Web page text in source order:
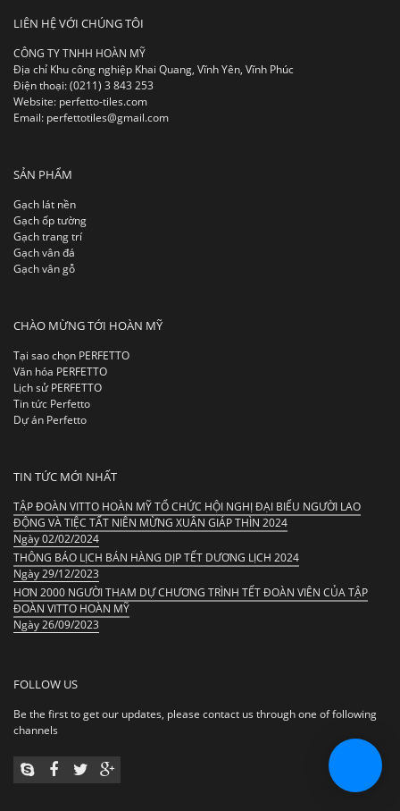
LIÊN HỆ VỚI CHÚNG TÔI
CÔNG TY TNHH HOÀN MỸ
Địa chỉ Khu công nghiệp Khai Quang, Vĩnh Yên, Vĩnh Phúc
Điện thoại: (0211) 3 843 253
Website: perfetto-tiles.com
Email: perfettotiles@gmail.com
SẢN PHẨM
Gạch lát nền
Gạch ốp tường
Gạch trang trí
Gạch vân đá
Gạch vân gỗ
CHÀO MỪNG TỚI HOÀN MỸ
Tại sao chọn PERFETTO
Văn hóa PERFETTO
Lịch sử PERFETTO
Tin tức Perfetto
Dự án Perfetto
TIN TỨC MỚI NHẤT
TẬP ĐOÀN VITTO HOÀN MỸ TỔ CHỨC HỘI NGHỊ ĐẠI BIỂU NGƯỜI LAO
ĐỘNG VÀ TIỆC TẤT NIÊN MỪNG XUÂN GIÁP THÌN 2024
Ngày 02/02/2024
THÔNG BÁO LỊCH BÁN HÀNG DỊP TẾT DƯƠNG LỊCH 2024
Ngày 29/12/2023
HƠN 2000 NGƯỜI THAM DỰ CHƯƠNG TRÌNH TẾT ĐOÀN VIÊN CỦA TẬP
ĐOÀN VITTO HOÀN MỸ
Ngày 26/09/2023
FOLLOW US
Be the first to get our updates, please contact us through one of following
channels